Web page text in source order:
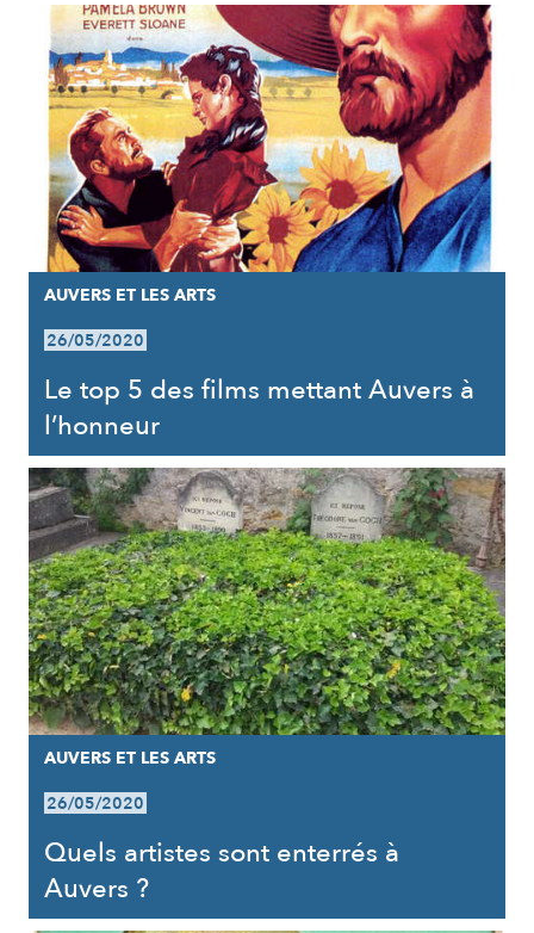
AUVERS ET LES ARTS
26/05/2020
Le top 5 des films mettant Auvers à
l’honneur
AUVERS ET LES ARTS
26/05/2020
Quels artistes sont enterrés à
Auvers ?